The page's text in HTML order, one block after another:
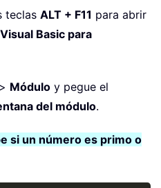
teclas ALT + F11 para abrir
Basic para
> Módulo y pegue el
del módulo.
si un número es primo o